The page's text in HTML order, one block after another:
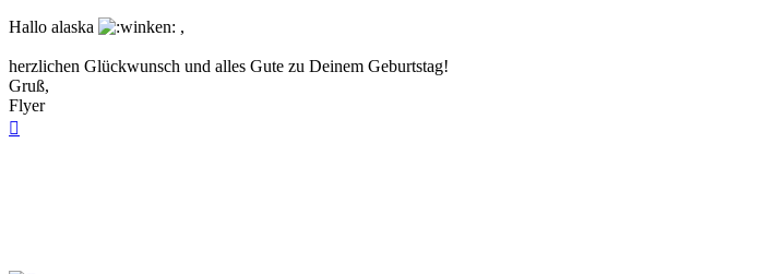
Hallo alaska ,
herzlichen Glückwunsch und alles Gute zu Deinem Geburtstag!
Gruß,
Flyer